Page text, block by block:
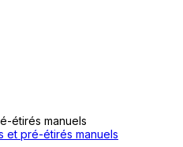
étirés manuels
et pré-étirés manuels